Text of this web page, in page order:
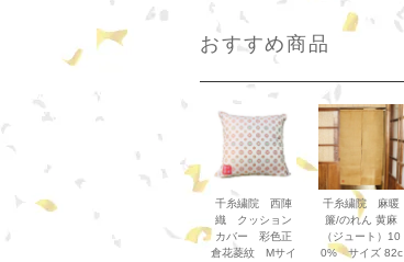
おすすめ商品
千糸繍院 西陣
織 クッション
カバー 彩色正
倉花菱紋 Mサイ
千糸繍院 麻暖
簾/のれん 黄麻
（ジュート）10
0% サイズ 82c